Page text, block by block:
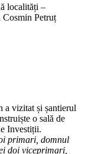
localități –
Cosmin Petruț
a vizitat și șantierul
o sală de
Investiții.
primari, domnul
doi viceprimari,